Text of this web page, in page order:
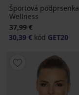
Športová podprsenka
Wellness
37,99 €
30,39 € kód GET20